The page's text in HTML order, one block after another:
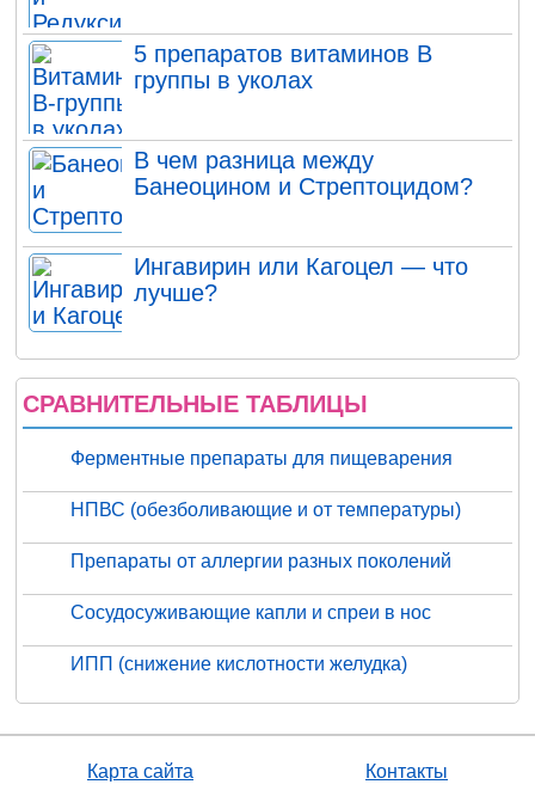
5 препаратов витаминов В
группы в уколах
В чем разница между
Банеоцином и Стрептоцидом?
Ингавирин или Кагоцел — что
лучше?
СРАВНИТЕЛЬНЫЕ ТАБЛИЦЫ
Ферментные препараты для пищеварения
НПВС (обезболивающие и от температуры)
Препараты от аллергии разных поколений
Сосудосуживающие капли и спреи в нос
ИПП (снижение кислотности желудка)
Карта сайта Контакты